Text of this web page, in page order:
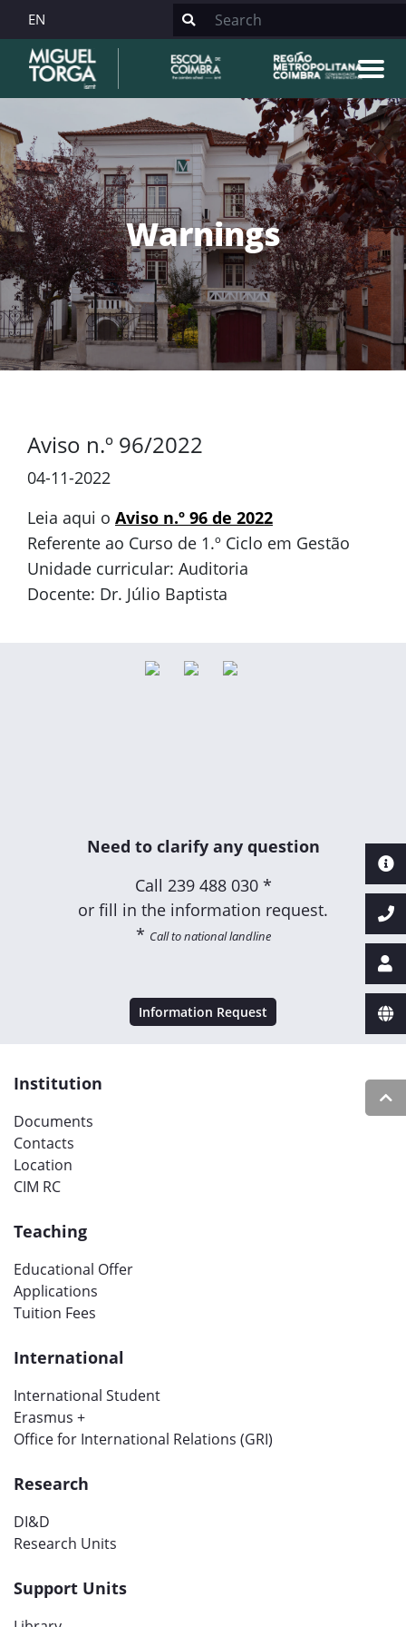
EN
Warnings
Aviso n.º 96/2022
04-11-2022
Leia aqui o Aviso n.º 96 de 2022
Referente ao Curso de 1.º Ciclo em Gestão
Unidade curricular: Auditoria
Docente: Dr. Júlio Baptista
Need to clarify any question
Call 239 488 030 *
or fill in the information request.
* Call to national landline
Information Request
Institution
Documents
Contacts
Location
CIM RC
Teaching
Educational Offer
Applications
Tuition Fees
International
International Student
Erasmus +
Office for International Relations (GRI)
Research
DI&D
Research Units
Support Units